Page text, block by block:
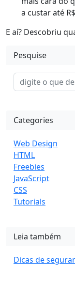
a custar até
E aí? Descobriu
Pesquise
Categories
Web Design
HTML
Freebies
JavaScript
CSS
Tutorials
Leia também
Dicas de